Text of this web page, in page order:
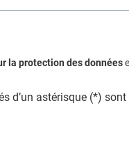
la protection des données
d’un astérisque (*)